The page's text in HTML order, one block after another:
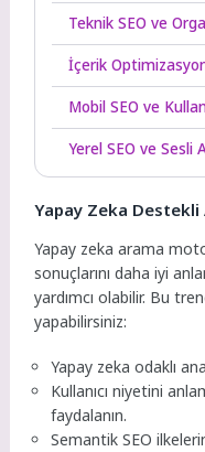
Teknik SEO ve
İçerik
Mobil SEO ve
Yerel SEO ve Sesli
Yapay Zeka Destekli
Yapay zeka arama
sonuçlarını daha iyi
yardımcı olabilir. Bu
yapabilirsiniz:
Yapay zeka odaklı
Kullanıcı niyetini
faydalanın.
Semantik SEO